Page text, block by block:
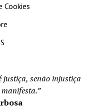
Cookies
justiça, senão injustiça